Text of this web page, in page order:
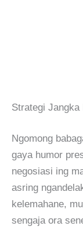
Strategi Jangka
Ngomong
gaya humor
negosiasi ing
asring
kelemahane,
sengaja ora